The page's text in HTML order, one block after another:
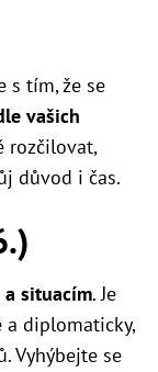
s tím, že se
vašich
rozčilovat,
důvod i čas.
situacím. Je
a diplomaticky,
Vyhýbejte se